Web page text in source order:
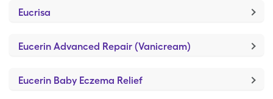
Eucrisa
Eucerin Advanced Repair (Vanicream)
Eucerin Baby Eczema Relief